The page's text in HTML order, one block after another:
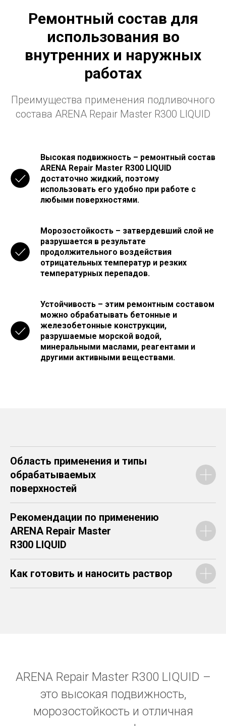
Ремонтный состав для
использования во
внутренних и наружных
работах
Преимущества применения подливочного
состава ARENA Repair Master R300 LIQUID
Высокая подвижность – ремонтный состав
ARENA Repair Master R300 LIQUID
достаточно жидкий, поэтому
использовать его удобно при работе с
любыми поверхностями.
Морозостойкость – затвердевший слой не
разрушается в результате
продолжительного воздействия
отрицательных температур и резких
температурных перепадов.
Устойчивость – этим ремонтным составом
можно обрабатывать бетонные и
железобетонные конструкции,
разрушаемые морской водой,
минеральными маслами, реагентами и
другими активными веществами.
Область применения и типы
обрабатываемых
поверхностей
Рекомендации по применению
ARENA Repair Master
R300 LIQUID
Как готовить и наносить раствор
ARENA Repair Master R300 LIQUID –
это высокая подвижность,
морозостойкость и отличная